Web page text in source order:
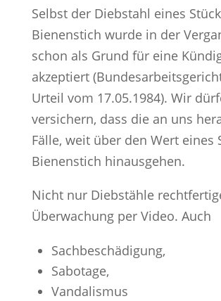
Selbst der Diebstahl eines
Bienenstich wurde in der
schon als Grund für eine
akzeptiert
Urteil vom 17.05.1984). Wir
versichern, dass die an uns
Fälle, weit über den Wert eines
Bienenstich hinausgehen.
Nicht nur Diebstähle
Überwachung per Video. Auch
Sachbeschädigung,
Sabotage,
Vandalismus